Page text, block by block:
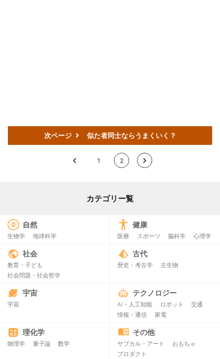
次ページ 似た者同士ならうまくいく？
< 1 2 >
カテゴリー覧
自然
生物学 地球科学
健康
医療 スポーツ 脳科学 心理学
社会
教育・子ども
社会問題・社会哲学
古代
歴史・考古学 古生物
宇宙
宇宙
テクノロジー
AI・人工知能 ロボット
交通
情報・通信
家電
理化学
物理学 量子論 数学
その他
サブカル・アート
おもちゃ
プロダクト